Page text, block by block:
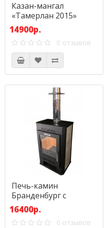
Казан-мангал
«Тамерлан 2015»
14900р.
0 отзывов
Печь-камин
Бранденбург с
верхним дымоходом
16400р.
0 отзывов